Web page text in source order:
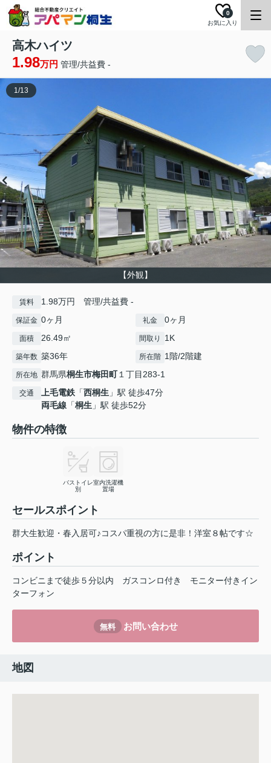
お気に入り
0
高木ハイツ
1.98万円 管理/共益費 -
【外観】
1/13
賃料 1.98万円 管理/共益費 -
保証金 0ヶ月 礼金 0ヶ月
面積 26.49㎡ 間取り 1K
築年数 築36年 所在階 1階/2階建
所在地 群馬県桐生市梅田町１丁目283-1
交通 上毛電鉄 「西桐生 」駅 徒歩47分
両毛線 「桐生 」駅 徒歩52分
物件の特徴
バストイレ
別
室内洗濯機
置場
セールスポイント
群大生歓迎・春入居可♪コスパ重視の方に是非！洋室８帖です☆
ポイント
コンビニまで徒歩５分以内 ガスコンロ付き
モニター付きイン
ターフォン
無料 お問い合わせ
地図